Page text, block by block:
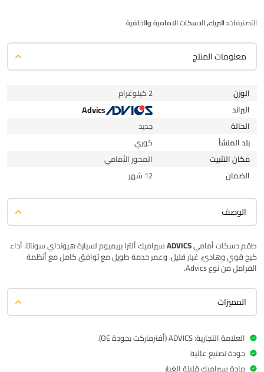
التصنيفات:البريك,الدسكات الامامية والخلفية
معلومات المنتج
الوزن
2 كيلوغرام
البراند
Advics
الحالة
جديد
بلد المنشأ
كوري
مكان التثبيت
المحور الأمامي
الضمان
12 شهر
الوصف
طقم دسكات أماميADVICSسيراميك ألترا بريميوم لسيارة هيونداي سوناتا، أداء
كبح قوي وهادئ، غبار قليل، وعمر خدمة طويل مع توافق كامل مع أنظمة
الفرامل من نوع Advics.
المميزات
العلامة التجارية: ADVICS (أفترماركت بجودة OE).
جودة تصنيع عالية
مادة سيراميك قليلة الغبار